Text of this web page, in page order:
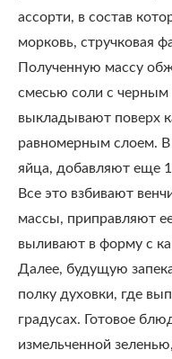
ассорти, в состав
морковь, стручковая
Полученную массу
смесью соли с
выкладывают поверх
равномерным слоем.
яйца, добавляют еще
Все это взбивают
массы, приправляют
выливают в форму с
Далее, будущую
полку духовки, где
градусах. Готовое
измельченной